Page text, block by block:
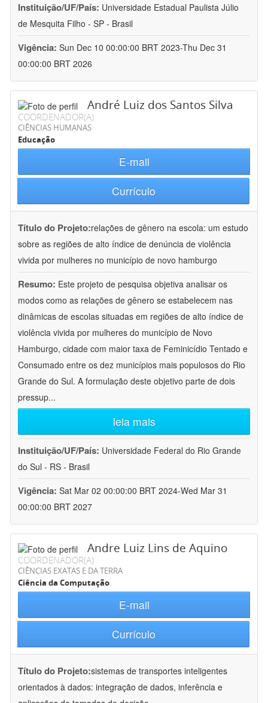
Instituição/UF/País: Universidade Estadual Paulista Júlio
de Mesquita Filho - SP - Brasil
Vigência: Sun Dec 10 00:00:00 BRT 2023-Thu Dec 31
00:00:00 BRT 2026
André Luiz dos Santos Silva
COORDENADOR(A)
CIÊNCIAS HUMANAS
Educação
E-mail
Currículo
Título do Projeto:relações de gênero na escola: um estudo
sobre as regiões de alto índice de denúncia de violência
vivida por mulheres no município de novo hamburgo
Resumo: Este projeto de pesquisa objetiva analisar os
modos como as relações de gênero se estabelecem nas
dinâmicas de escolas situadas em regiões de alto índice de
violência vivida por mulheres do município de Novo
Hamburgo, cidade com maior taxa de Feminicídio Tentado e
Consumado entre os dez municípios mais populosos do Rio
Grande do Sul. A formulação deste objetivo parte de dois
pressup...
leia mais
Instituição/UF/País: Universidade Federal do Rio Grande
do Sul - RS - Brasil
Vigência: Sat Mar 02 00:00:00 BRT 2024-Wed Mar 31
00:00:00 BRT 2027
Andre Luiz Lins de Aquino
COORDENADOR(A)
CIÊNCIAS EXATAS E DA TERRA
Ciência da Computação
E-mail
Currículo
Título do Projeto:sistemas de transportes inteligentes
orientados à dados: integração de dados, inferência e